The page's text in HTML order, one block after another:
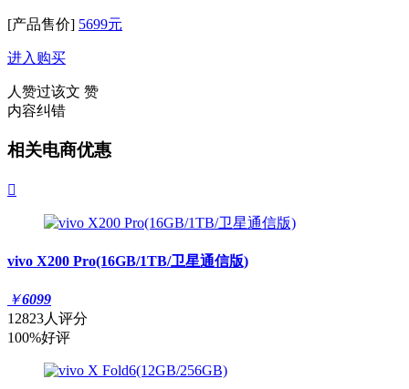
[产品售价] 5699元
进入购买
人赞过该文 赞
内容纠错
相关电商优惠

vivo X200 Pro(16GB/1TB/卫星通信版)
￥6099
12823人评分
100%好评